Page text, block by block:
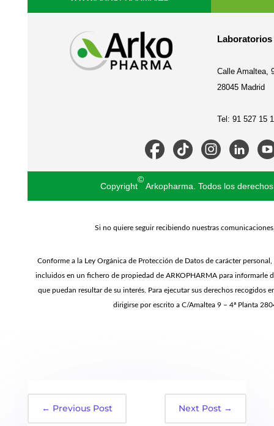
Calle Amaltea,
28045 Madrid
Tel: 91 527 15
Copyright
©
Arkopharma. Todos los
Si no quiere seguir recibiendo nuestras
Conforme a la Ley Orgánica de Protección de Datos de carácter
incluidos en un fichero de propiedad de ARKOPHARMA para informarle
que puedan resultar de su interés. Para ejecutar sus derechos recogidos
dirigirse por escrito a C/Amaltea 9 – 4ª Planta
← Previous Post Next Post →